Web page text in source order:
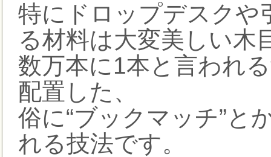
特にドロップデスクや
る材料は大変美しい木
数万本に1本と言われ
配置した、
俗に“ブックマッチ”と
れる技法です。